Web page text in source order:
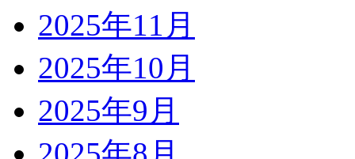
2025年11月
2025年10月
2025年9月